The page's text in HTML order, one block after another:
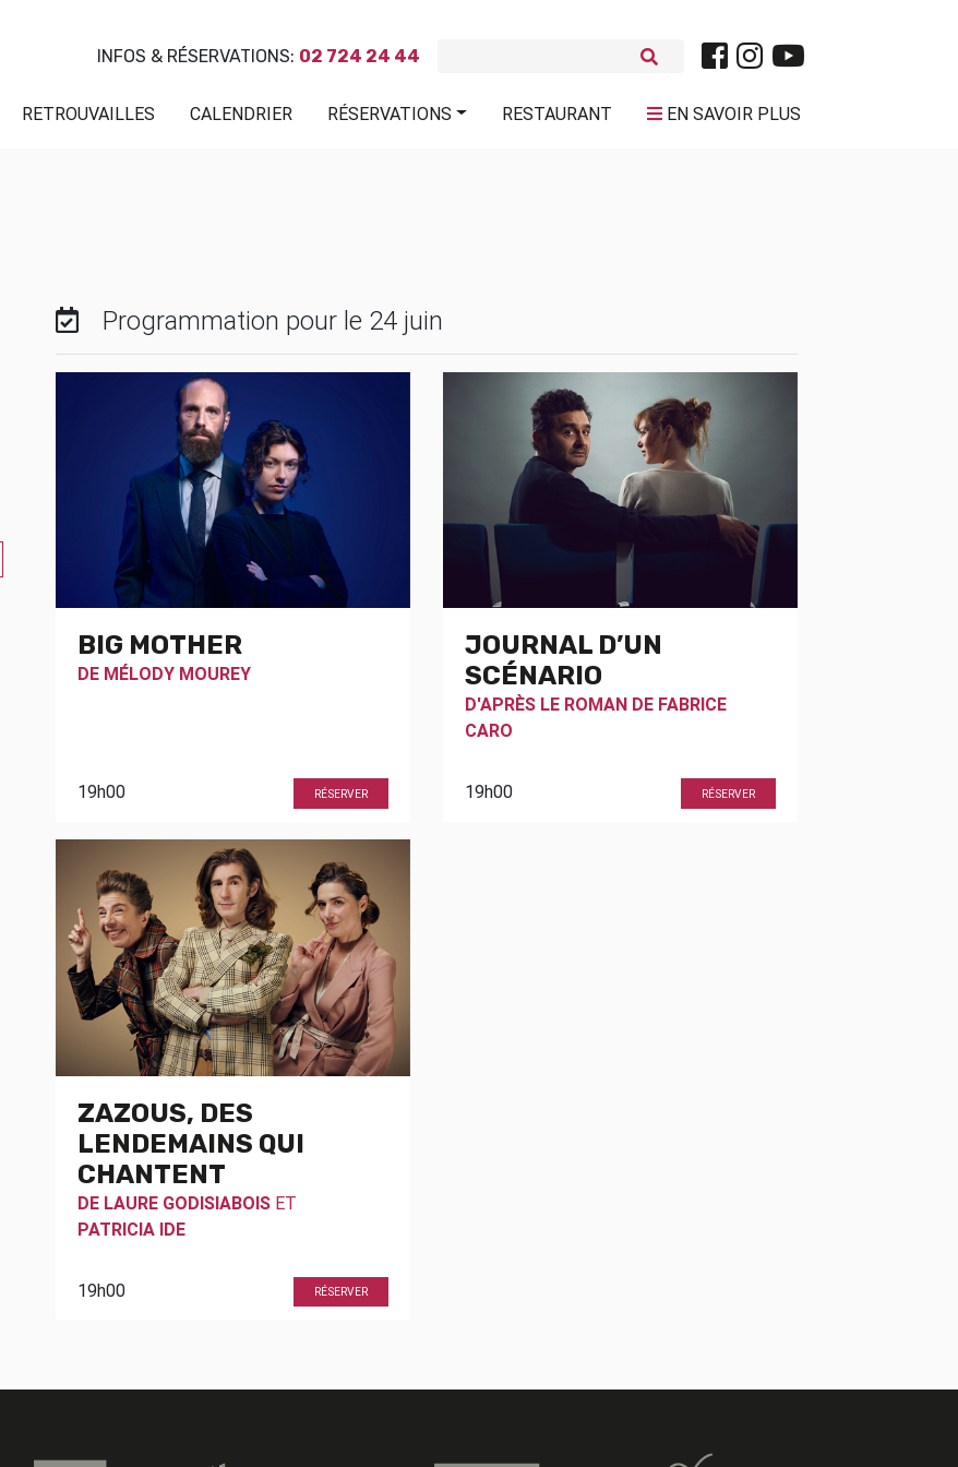
INFOS & RÉSERVATIONS: 02 724 24 44
RETROUVAILLES CALENDRIER RÉSERVATIONS RESTAURANT EN SAVOIR PLUS
Programmation pour le 24 juin
BIG MOTHER
DE MÉLODY MOUREY
19h00 RÉSERVER
JOURNAL D’UN
SCÉNARIO
D'APRÈS LE ROMAN DE FABRICE
CARO
19h00 RÉSERVER
ZAZOUS, DES
LENDEMAINS QUI
CHANTENT
DE LAURE GODISIABOIS ET
PATRICIA IDE
19h00 RÉSERVER